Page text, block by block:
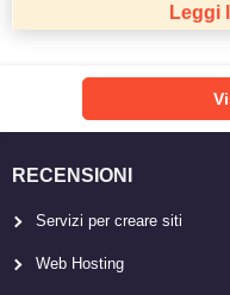
Leggi
RECENSIONI
Servizi per creare siti
Web Hosting